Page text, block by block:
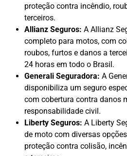
proteção contra incêndio,
terceiros.
Allianz Seguros: A Allianz
completo para motos, com
roubos, furtos e danos a
24 horas em todo o Brasil.
Generali Seguradora: A
disponibiliza um seguro
com cobertura contra danos
responsabilidade civil.
Liberty Seguros: A Liberty
de moto com diversas
proteção contra colisão,